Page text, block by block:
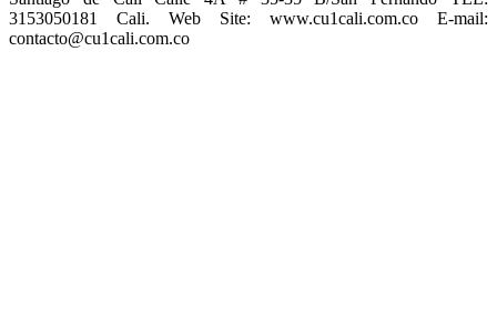
3153050181 Cali. Web Site: www.cu1cali.com.co E-mail:
contacto@cu1cali.com.co